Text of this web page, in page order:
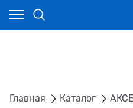
Главная Каталог